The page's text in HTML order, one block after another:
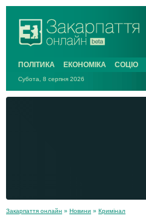
ПОЛІТИКА ЕКОНОМІКА СОЦІО
Субота, 8 серпня 2026
Закарпаття онлайн » Новини » Кримінал